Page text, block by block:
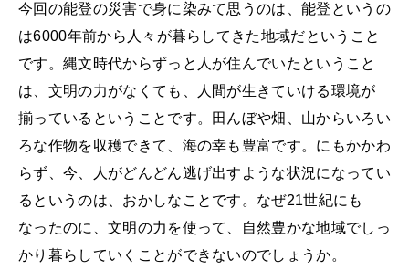
今回の能登の災害で身に染みて思うのは、能登というの
は6000年前から人々が暮らしてきた地域だということ
です。縄文時代からずっと人が住んでいたということ
は、文明の力がなくても、人間が生きていける環境が
揃っているということです。田んぼや畑、山からいろい
ろな作物を収穫できて、海の幸も豊富です。にもかかわ
らず、今、人がどんどん逃げ出すような状況になってい
るというのは、おかしなことです。なぜ21世紀にも
なったのに、文明の力を使って、自然豊かな地域でしっ
かり暮らしていくことができないのでしょうか。